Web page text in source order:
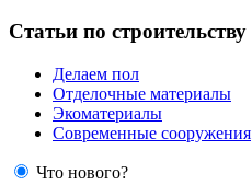
Статьи по строительству
Делаем пол
Отделочные материалы
Экоматериалы
Современные сооружения
Что нового?